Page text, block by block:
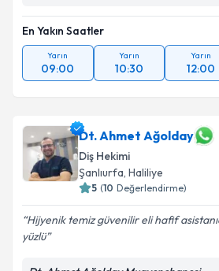
En Yakın Saatler
Yarın
09:00
Yarın
10:30
Yarın
12:00
Dt. Ahmet Ağolday
Diş Hekimi
Şanlıurfa, Haliliye
5 (10 Değerlendirme)
Hijyenik temiz güvenilir eli hafif
yüzlü